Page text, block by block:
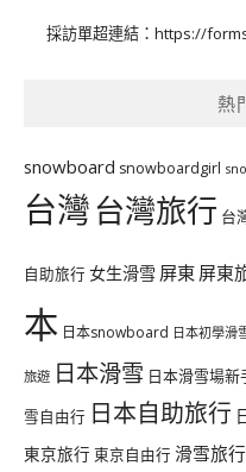
採訪單超連結： https://
熱
snowboard snowboardgirl
台灣台灣旅行 台
自助旅行 女生滑雪 屏東 屏東
本 日本snowboard 日本初學滑
旅遊 日本滑雪 日本滑雪場新
雪自由行 日本自助旅行
東京旅行 東京自由行 滑雪旅行